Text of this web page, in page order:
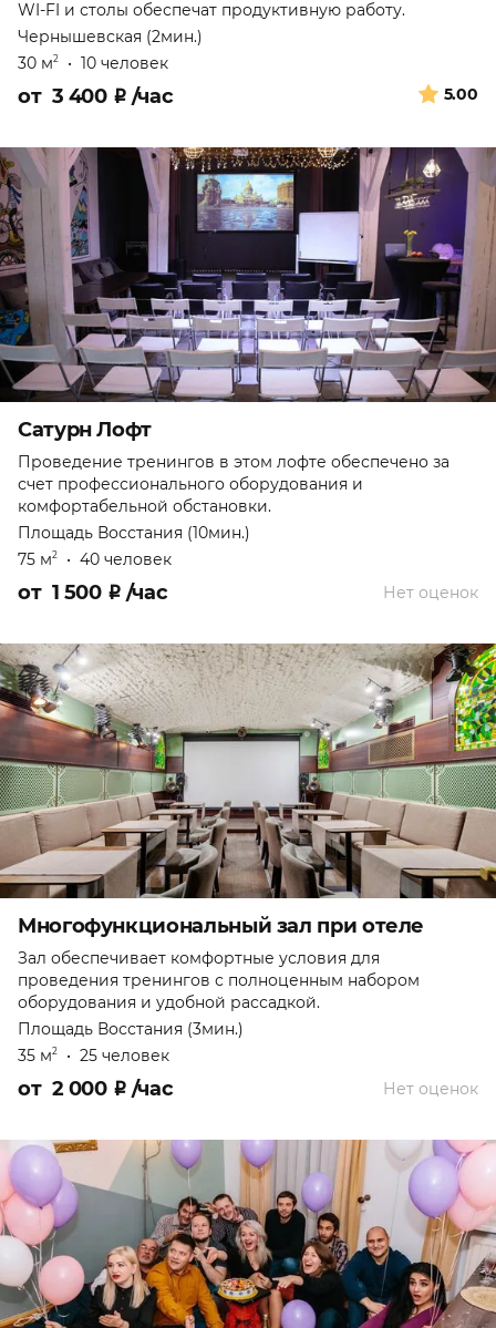
WI-FI и столы обеспечат продуктивную работу.
Чернышевская (2мин.)
30 м2 • 10 человек
5.00
от 3 400 ₽ /час
Сатурн Лофт
Проведение тренингов в этом лофте обеспечено за
счет профессионального оборудования и
комфортабельной обстановки.
Площадь Восстания (10мин.)
75 м2 • 40 человек
Нет оценок
от 1 500 ₽ /час
Многофункциональный зал при отеле
Зал обеспечивает комфортные условия для
проведения тренингов с полноценным набором
оборудования и удобной рассадкой.
Площадь Восстания (3мин.)
35 м2 • 25 человек
Нет оценок
от 2 000 ₽ /час